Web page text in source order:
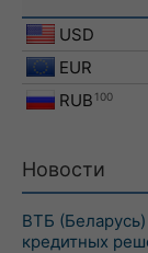
USD
EUR
RUB 100
Новости
ВТБ
кредитных